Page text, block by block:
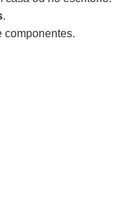
.
componentes.